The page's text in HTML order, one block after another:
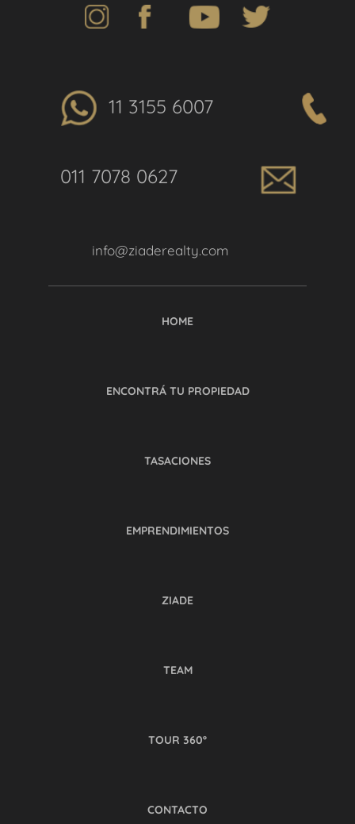
11 3155 6007
011 7078 0627
info@ziaderealty.com
HOME
ENCONTRÁ TU PROPIEDAD
TASACIONES
EMPRENDIMIENTOS
ZIADE
TEAM
TOUR 360º
CONTACTO